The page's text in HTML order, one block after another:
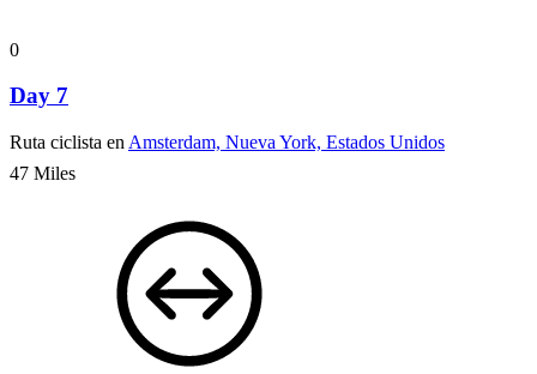
0
Day 7
Ruta ciclista en Amsterdam, Nueva York, Estados Unidos
47 Miles